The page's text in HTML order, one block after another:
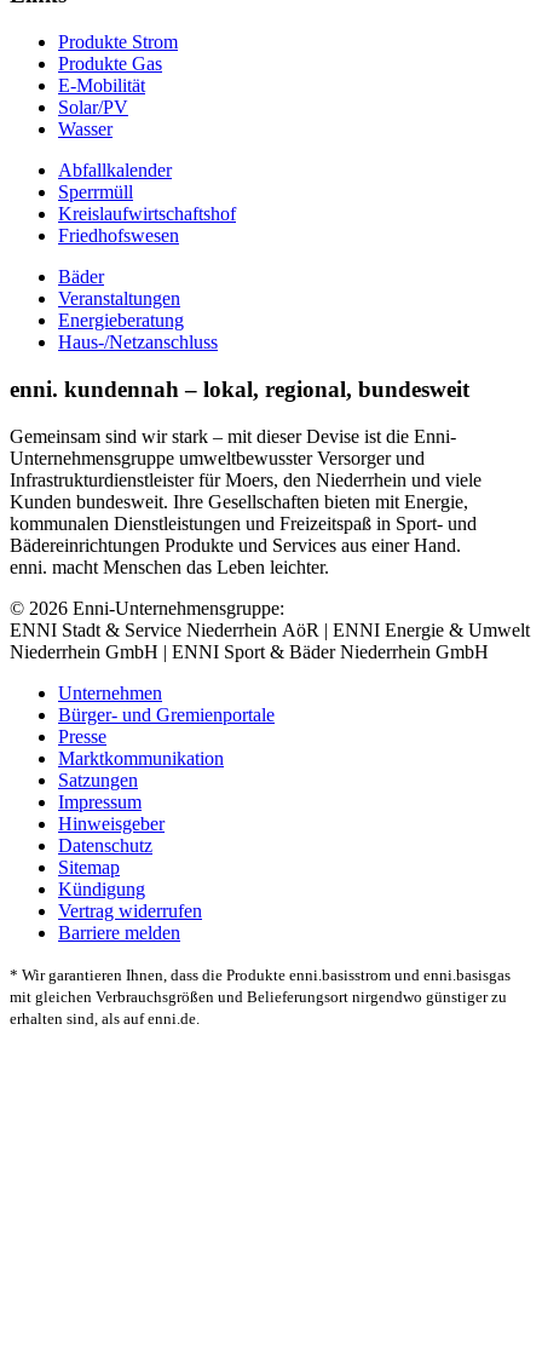
Produkte Strom
Produkte Gas
E-Mobilität
Solar/PV
Wasser
Abfallkalender
Sperrmüll
Kreislaufwirtschaftshof
Friedhofswesen
Bäder
Veranstaltungen
Energieberatung
Haus-/Netzanschluss
enni. kundennah – lokal, regional, bundesweit
Gemeinsam sind wir stark – mit dieser Devise ist die Enni-
Unternehmensgruppe umweltbewusster Versorger und
Infrastrukturdienstleister für Moers, den Niederrhein und viele
Kunden bundesweit. Ihre Gesellschaften bieten mit Energie,
kommunalen Dienstleistungen und Freizeitspaß in Sport- und
Bädereinrichtungen Produkte und Services aus einer Hand.
enni. macht Menschen das Leben leichter.
© 2026 Enni-Unternehmensgruppe:
ENNI Stadt & Service Niederrhein AöR | ENNI Energie & Umwelt
Niederrhein GmbH | ENNI Sport & Bäder Niederrhein GmbH
Unternehmen
Bürger- und Gremienportale
Presse
Marktkommunikation
Satzungen
Impressum
Hinweisgeber
Datenschutz
Sitemap
Kündigung
Vertrag widerrufen
Barriere melden
* Wir garantieren Ihnen, dass die Produkte enni.basisstrom und enni.basisgas
mit gleichen Verbrauchsgrößen und Belieferungsort nirgendwo günstiger zu
erhalten sind, als auf enni.de.